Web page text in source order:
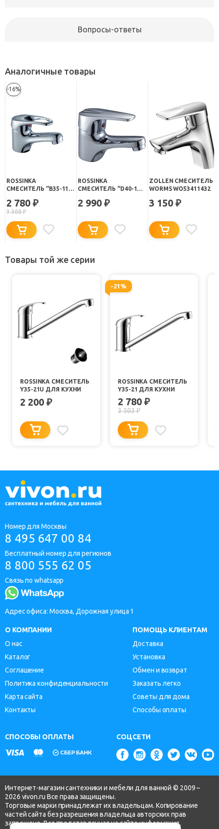
Вопросы-ответы
Аналогичные товары
-16%
ROSSINKA
СМЕСИТЕЛЬ "B35-11"
2 780 ₽
3 308₽
ROSSINKA
СМЕСИТЕЛЬ "D40-11"
2 990 ₽
ZOLLEN СМЕСИТЕЛЬ
WORMS WO53411432
3 150 ₽
Товары той же серии
ROSSINKA СМЕСИТЕЛЬ
Y35-21U ДЛЯ КУХНИ
2 200 ₽
-21%
ROSSINKA СМЕСИТЕЛЬ
Y35-21 ДЛЯ КУХНИ
2 780 ₽
3 503₽
Номер для Москвы
8 495 647 00 84
Бесплатный номер для регионов
8 800 555 62 05
Связь по whatsapp
Адрес офиса: Москва, Дорожная улица 1
О КОМПАНИИ
О нас
Каталог
Соглашение
Политика конфиденциальности
Карта сайта
Контакты
ПОМОЩЬ КЛИЕНТАМ
Доставка
Установка
Обмен и возврат
Заказать легко
Советы для дома
Способы оплаты
СПОСОБЫ ОПЛАТЫ СОЦСЕТИ
Интернет-магазин сантехники и мебели для ванной © 2009 –
2026 vivon.ru Все права защищены.
Торговые марки принадлежат их владельцам. Копирование
частей сайта без разрешения владельца авторских прав
запрещено. Вся представленная на сайте информация,